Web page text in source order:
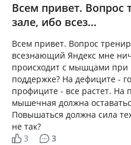
Всем привет.
зале, ибо всез...
Всем привет. Вопрос
всезнающий Яндекс мне
происходит с мышцами при
поддержке? На дефиците -
профиците - все растет. На
мышечная должна
Повышаться должна сила
не так?
3
3